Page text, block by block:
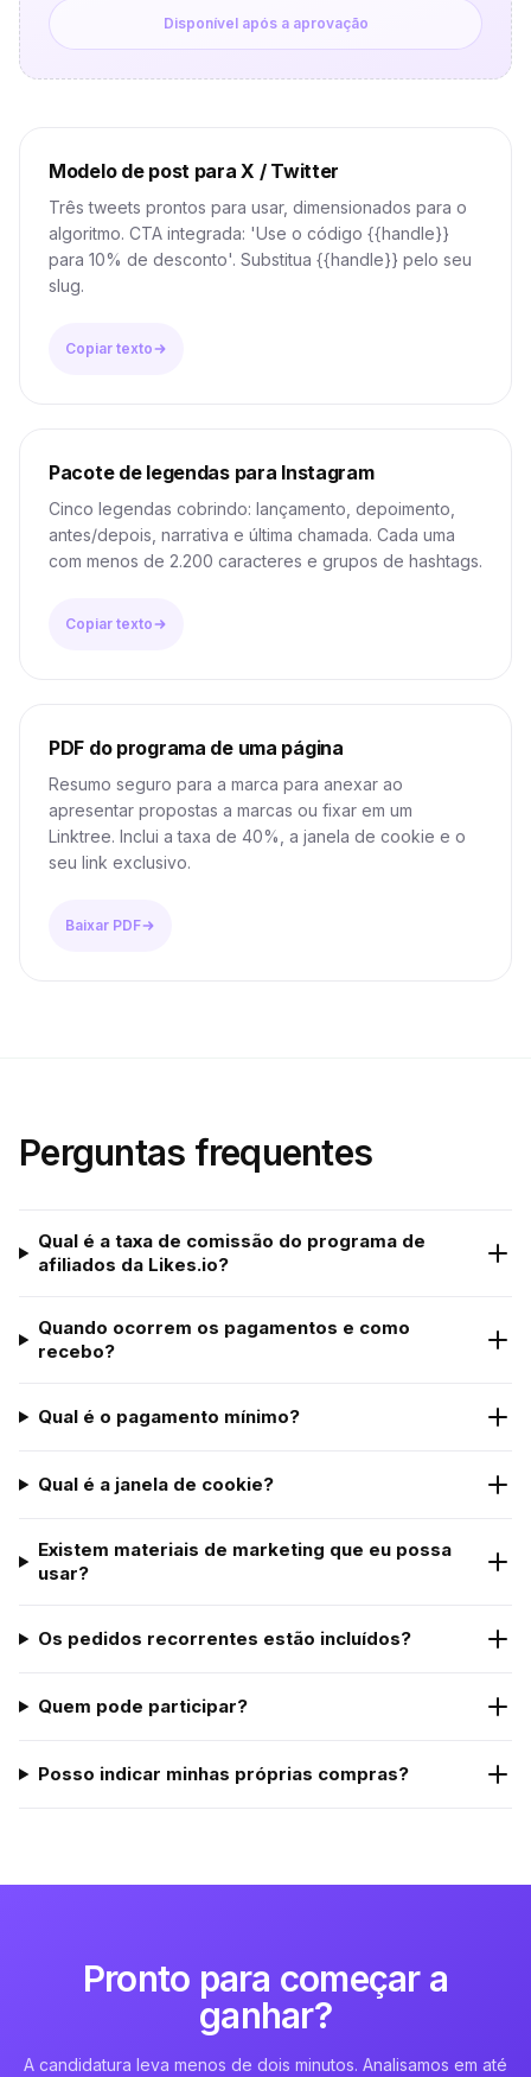
Disponível após a aprovação
Modelo de post para X / Twitter
Três tweets prontos para usar, dimensionados para o
algoritmo. CTA integrada: 'Use o código {{handle}}
para 10% de desconto'. Substitua {{handle}} pelo seu
slug.
Copiar texto
Pacote de legendas para Instagram
Cinco legendas cobrindo: lançamento, depoimento,
antes/depois, narrativa e última chamada. Cada uma
com menos de 2.200 caracteres e grupos de hashtags.
Copiar texto
PDF do programa de uma página
Resumo seguro para a marca para anexar ao
apresentar propostas a marcas ou fixar em um
Linktree. Inclui a taxa de 40%, a janela de cookie e o
seu link exclusivo.
Baixar PDF
Perguntas frequentes
Qual é a taxa de comissão do programa de
afiliados da Likes.io?
Quando ocorrem os pagamentos e como
recebo?
Qual é o pagamento mínimo?
Qual é a janela de cookie?
Existem materiais de marketing que eu possa
usar?
Os pedidos recorrentes estão incluídos?
Quem pode participar?
Posso indicar minhas próprias compras?
Pronto para começar a
ganhar?
A candidatura leva menos de dois minutos. Analisamos em até